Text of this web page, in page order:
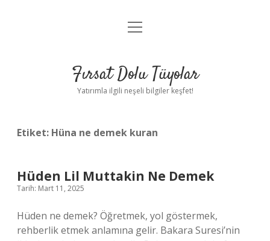
Gizlilik Politikası
Yasal Uyarı
menüyü
Fırsat Dolu Tüyolar
Yatırımla ilgili neşeli bilgiler keşfet!
Etiket: Hüna ne demek kuran
Hüden Lil Muttakin Ne Demek
Tarih: Mart 11, 2025
Hüden ne demek? Öğretmek, yol göstermek,
rehberlik etmek anlamına gelir. Bakara Suresi’nin